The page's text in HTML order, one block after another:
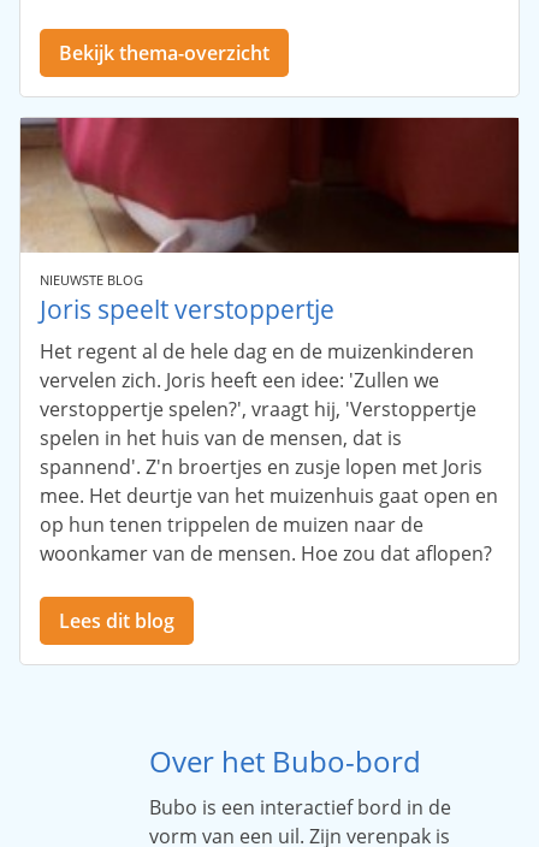
Bekijk thema-overzicht
NIEUWSTE BLOG
Joris speelt verstoppertje
Het regent al de hele dag en de muizenkinderen
vervelen zich. Joris heeft een idee: 'Zullen we
verstoppertje spelen?', vraagt hij, 'Verstoppertje
spelen in het huis van de mensen, dat is
spannend'. Z'n broertjes en zusje lopen met Joris
mee. Het deurtje van het muizenhuis gaat open en
op hun tenen trippelen de muizen naar de
woonkamer van de mensen. Hoe zou dat aflopen?
Lees dit blog
Over het Bubo-bord
Bubo is een interactief bord in de
vorm van een uil. Zijn verenpak is